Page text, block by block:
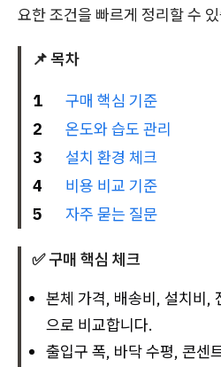
요한 조건을 빠르게 정리할 수
📌 목차
1
구매 핵심 기준
2
온도와 습도 관리
3
설치 환경 체크
4
비용 비교 기준
5
자주 묻는 질문
✅ 구매 핵심 체크
본체 가격, 배송비, 설치비,
으로 비교합니다.
출입구 폭, 바닥 수평, 콘센